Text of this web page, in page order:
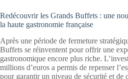
Redécouvrir les Grands Buffets : une
la haute gastronomie française
Après une période de fermeture
Buffets se réinventent pour offrir une
gastronomique encore plus riche.
millions d’euros a permis de repenser
pour garantir un niveau de sécurité et de